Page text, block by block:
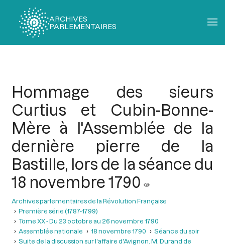
ARCHIVES
PARLEMENTAIRES
Hommage des sieurs
Curtius et Cubin-Bonne-
Mère à l'Assemblée de la
dernière pierre de la
Bastille, lors de la séance du
18 novembre 1790
Archives parlementaires de la Révolution Française
Première série (1787-1799)
Tome XX - Du 23 octobre au 26 novembre 1790
Assemblée nationale
18 novembre 1790
Séance du soir
Suite de la discussion sur l'affaire d'Avignon. M. Durand de